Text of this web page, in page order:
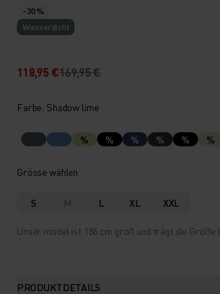
-30 %
Wasserdicht
118,95 €169,95 €
Farbe: Shadow lime
% % % % % %
Grösse wählen
S M L XL XXL
Unser model ist 186 cm groß und trägt die Größe L.
PRODUKTDETAILS